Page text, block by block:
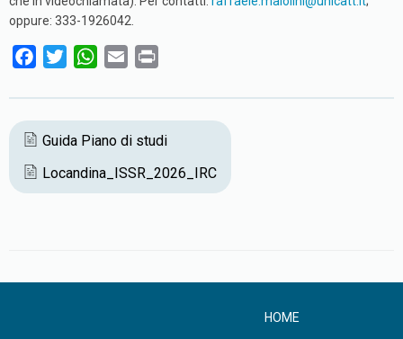
oppure: 333-1926042.
c
e
b
o
o
i
t
t
e
r
W
a
t
s
A
p
a
i
l
i
n
t
Guida Piano di studi
Locandina_ISSR_2026_IRC
HOME